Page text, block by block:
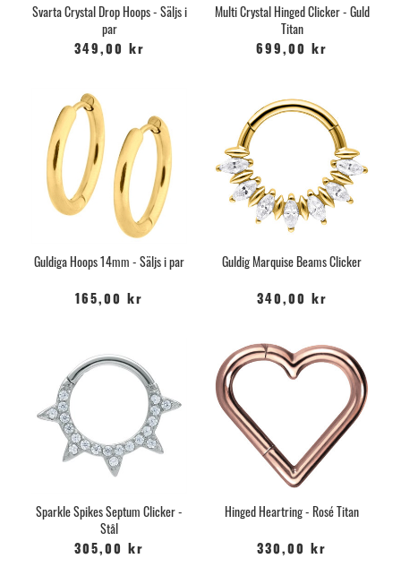
Svarta Crystal Drop Hoops - Säljs i
par
349,00 kr
Multi Crystal Hinged Clicker - Guld
Titan
699,00 kr
Guldiga Hoops 14mm - Säljs i par
165,00 kr
Guldig Marquise Beams Clicker
340,00 kr
Sparkle Spikes Septum Clicker -
Stål
305,00 kr
Hinged Heartring - Rosé Titan
330,00 kr